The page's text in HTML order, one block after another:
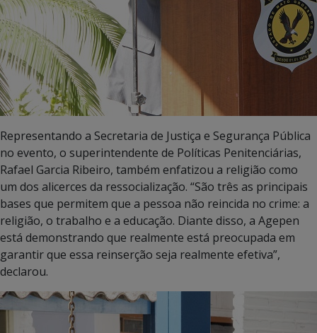
Representando a Secretaria de Justiça e Segurança Pública
no evento, o superintendente de Políticas Penitenciárias,
Rafael Garcia Ribeiro, também enfatizou a religião como
um dos alicerces da ressocialização. “São três as principais
bases que permitem que a pessoa não reincida no crime: a
religião, o trabalho e a educação. Diante disso, a Agepen
está demonstrando que realmente está preocupada em
garantir que essa reinserção seja realmente efetiva”,
declarou.